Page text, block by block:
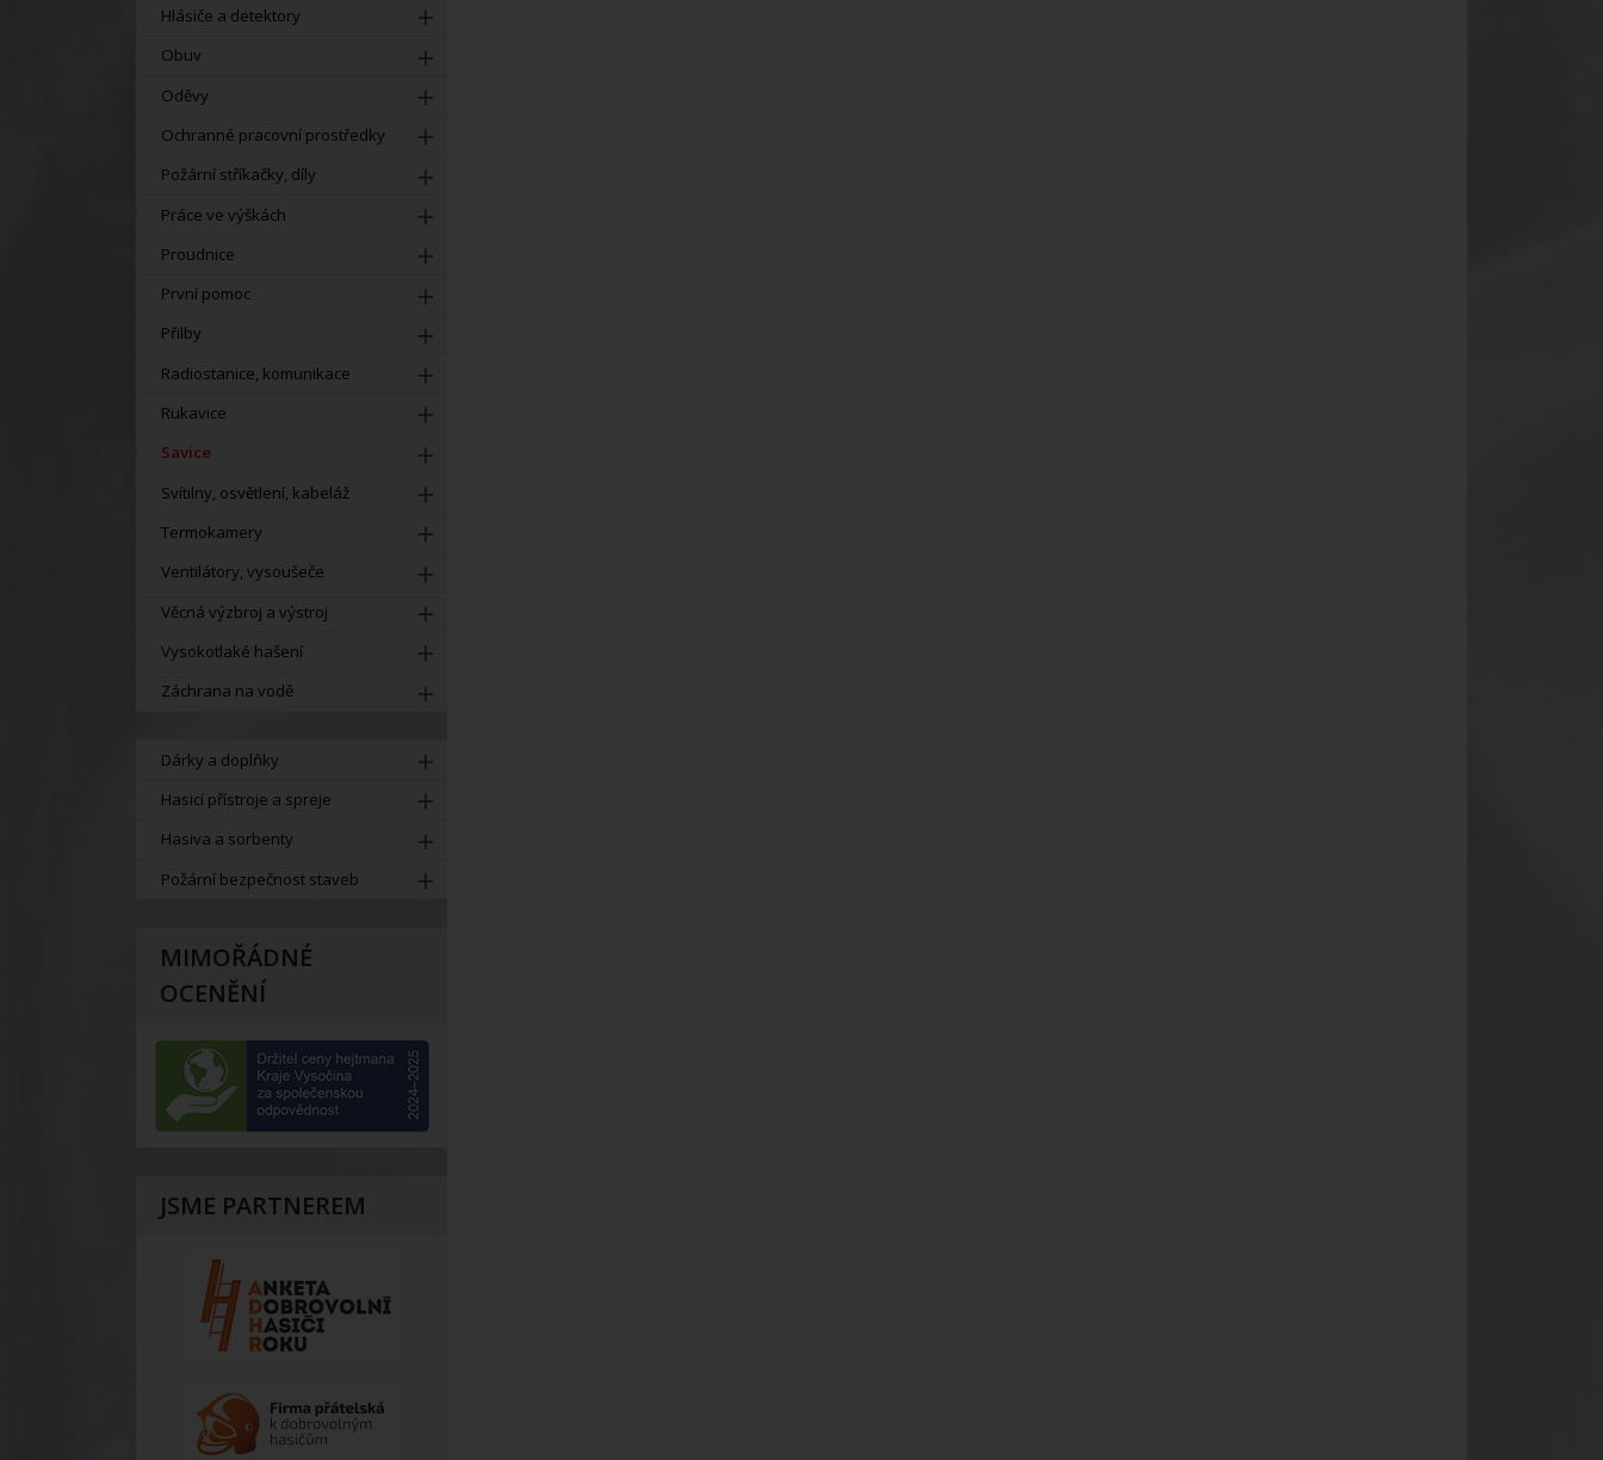
Hlásiče a detektory
Obuv
Oděvy
Ochranné pracovní prostředky
Požární stříkačky, díly
Práce ve výškách
Proudnice
První pomoc
Přilby
Radiostanice, komunikace
Rukavice
Savice
Svítilny, osvětlení, kabeláž
Termokamery
Ventilátory, vysoušeče
Věcná výzbroj a výstroj
Vysokotlaké hašení
Záchrana na vodě
Dárky a doplňky
Hasicí přístroje a spreje
Hasiva a sorbenty
Požární bezpečnost staveb
MIMOŘÁDNÉ
OCENĚNÍ
JSME PARTNEREM